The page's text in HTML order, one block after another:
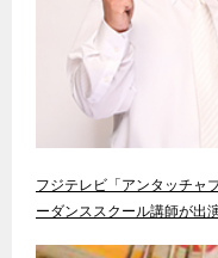
フジテレビ「アンタッチャ
ーダンススクール講師が出